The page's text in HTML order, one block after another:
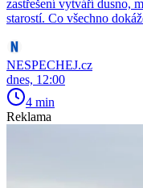
zastřešení vytváří dusno,
starostí. Co všechno
NESPECHEJ.cz
dnes, 12:00
4 min
Reklama